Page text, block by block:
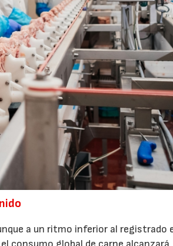
a un ritmo inferior al registrado